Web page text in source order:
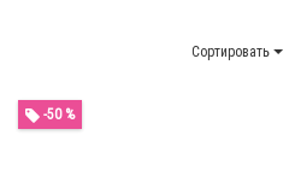
Сортировать
-50 %